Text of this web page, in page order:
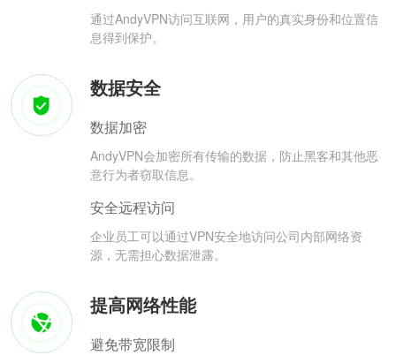
通过AndyVPN访问互联网，用户的真实身份和位置信
息得到保护。
数据安全
数据加密
AndyVPN会加密所有传输的数据，防止黑客和其他恶
意行为者窃取信息。
安全远程访问
企业员工可以通过VPN安全地访问公司内部网络资
源，无需担心数据泄露。
提高网络性能
避免带宽限制